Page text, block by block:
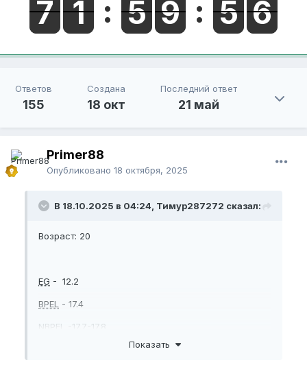
Ответов
155
Создана
18 окт
Последний ответ
21 май
Primer88
Опубликовано 18 октября, 2025
В 18.10.2025 в 04:24, Тимур287272 сказал:
Возраст: 20
EG - 12.2
BPEL - 17.4
NBPEL -17.7-17.8
Показать